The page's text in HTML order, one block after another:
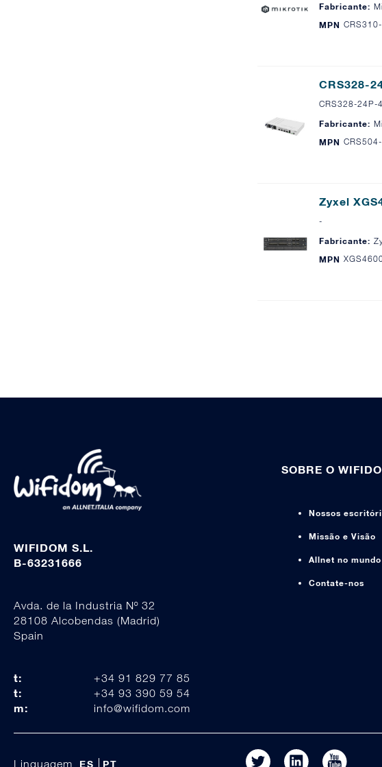
Fabricante:
MPN
CRS328-
CRS328-24P-
Fabricante:
MPN
Zyxel
-
Fabricante:
MPN
WIFIDOM S.L.
B-63231666
Avda. de la Industria Nº 32
28108 Alcobendas (Madrid)
Spain
t: +34 91 829 77 85
t: +34 93 390 59 54
m: info@wifidom.com
SOBRE O
Nossos
Missão e Visão
Allnet no mundo
Contate-nos
Linguagem ES PT